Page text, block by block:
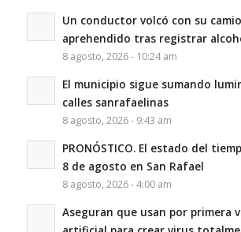
Un conductor volcó con su
aprehendido tras registrar
8 agosto, 2026 - 10:24 am
El municipio sigue sumando
calles sanrafaelinas
8 agosto, 2026 - 9:43 am
PRONÓSTICO. El estado del
8 de agosto en San Rafael
8 agosto, 2026 - 4:00 am
Aseguran que usan por primera